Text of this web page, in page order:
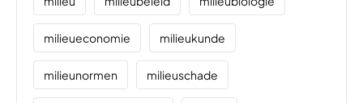
milieueconomie milieukunde
milieunormen milieuschade